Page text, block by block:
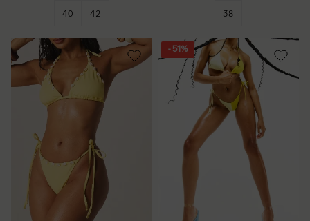
40 42 38
- 51%